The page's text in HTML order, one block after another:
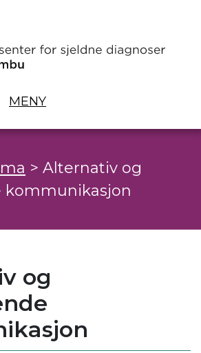
MENY
> Alternativ og
kommunikasjon
og